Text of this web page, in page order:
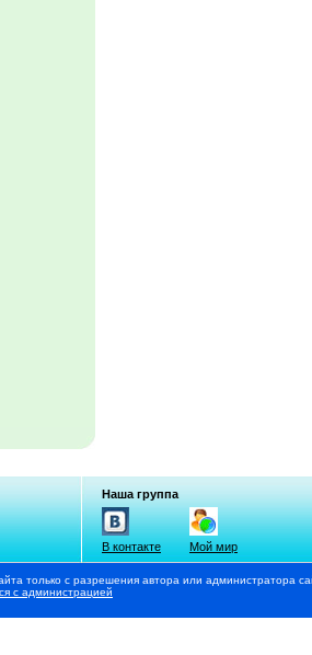
Наша группа
В контакте Мой мир
только с разрешения автора или администратора
с администрацией